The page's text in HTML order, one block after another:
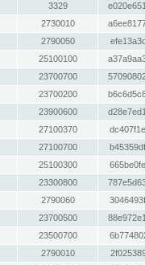
3329
2730010
2790050
25100100
23700700
23700200
23900600
27100370
27100700
25100300
23300800
2790060
23700500
23500700
2790010